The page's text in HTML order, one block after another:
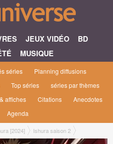
JEUX VIDÉO
BD
MUSIQUE
séries
Planning diffusions
Top séries
séries par thèmes
affiches Citations
Anecdotes
Agenda
[2024]
Ishura saison 2